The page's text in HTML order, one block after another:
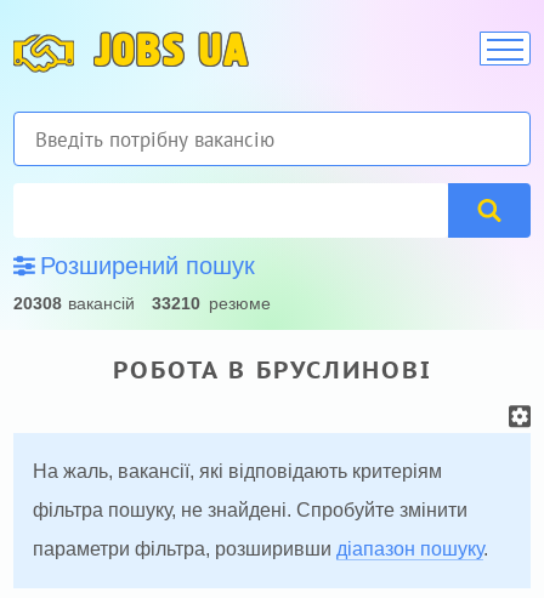
JOBS UA
Розширений пошук
20308 вакансій 33210 резюме
РОБОТА В БРУСЛИНОВІ
На жаль, вакансії, які відповідають критеріям
фільтра пошуку, не знайдені. Спробуйте змінити
параметри фільтра, розширивши діапазон пошуку.